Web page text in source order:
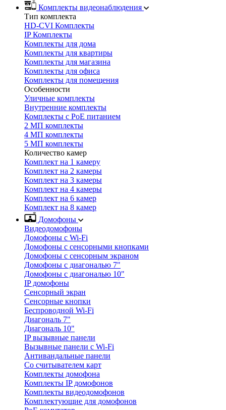
Комплекты видеонаблюдения
Тип комплекта
HD-CVI Комплекты
IP Комплекты
Комплекты для дома
Комплекты для квартиры
Комплекты для магазина
Комплекты для офиса
Комплекты для помещения
Особенности
Уличные комплекты
Внутренние комплекты
Комплекты с PoE питанием
2 МП комплекты
4 МП комплекты
5 МП комплекты
Количество камер
Комплект на 1 камеру
Комплект на 2 камеры
Комплект на 3 камеры
Комплект на 4 камеры
Комплект на 6 камер
Комплект на 8 камер
Домофоны
Видеодомофоны
Домофоны с Wi-Fi
Домофоны с сенсорными кнопками
Домофоны с сенсорным экраном
Домофоны с диагональю 7"
Домофоны с диагональю 10"
IP домофоны
Сенсорный экран
Сенсорные кнопки
Беспроводной Wi-Fi
Диагональ 7"
Диагональ 10"
IP вызывные панели
Вызывные панели с Wi-Fi
Антивандальные панели
Со считывателем карт
Комплекты домофона
Комплекты IP домофонов
Комплекты видеодомофонов
Комплектующие для домофонов